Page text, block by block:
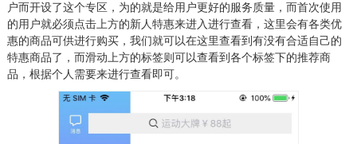
户而开设了这个专区，为的就是给用户更好的服务质量，而首次使用
的用户就必须点击上方的新人特惠来进入进行查看，这里会有各类优
惠的商品可供进行购买，我们就可以在这里查看到有没有合适自己的
特惠商品了，而滑动上方的标签则可以查看到各个标签下的推荐商
品，根据个人需要来进行查看即可。